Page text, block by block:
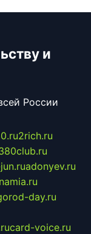
и
России
2rich.ru
adonyev.ru
day.ru
card-voice.ru